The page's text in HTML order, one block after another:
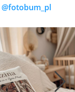
@fotobum_pl